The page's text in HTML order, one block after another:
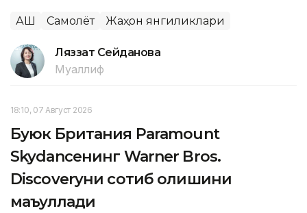
АҚШ Самолёт Жаҳон янгиликлари
Ляззат Сейданова
Муаллиф
18:10, 07 Август 2026
Буюк Британия Paramount
Skydanceнинг Warner Bros.
Discoveryни сотиб олишини
маъқуллади